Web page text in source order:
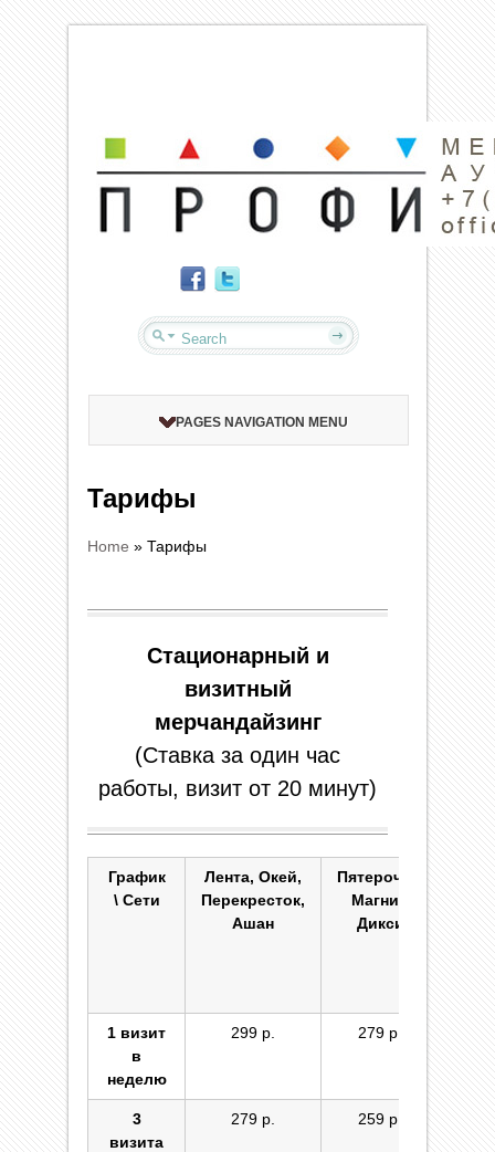
PAGES NAVIGATION MENU
Тарифы
Home » Тарифы
Стационарный и
визитный
мерчандайзинг
(Ставка за один час
работы, визит от 20 минут)
График
\ Сети
Лента, Окей,
Перекресток,
Ашан
Пятерочка,
Магнит,
Дикси
1 визит
в
неделю
299 р. 279 р.
3
визита
279 р. 259 р.